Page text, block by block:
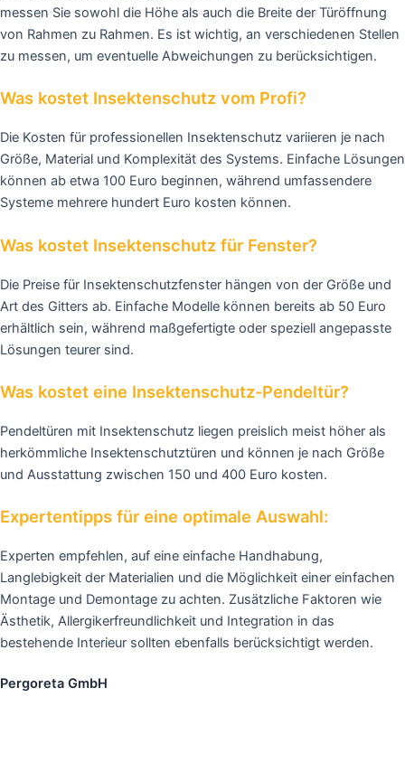
messen Sie sowohl die Höhe als auch die Breite der Türöffnung
von Rahmen zu Rahmen. Es ist wichtig, an verschiedenen Stellen
zu messen, um eventuelle Abweichungen zu berücksichtigen.
Was kostet Insektenschutz vom Profi?
Die Kosten für professionellen Insektenschutz variieren je nach
Größe, Material und Komplexität des Systems. Einfache Lösungen
können ab etwa 100 Euro beginnen, während umfassendere
Systeme mehrere hundert Euro kosten können.
Was kostet Insektenschutz für Fenster?
Die Preise für Insektenschutzfenster hängen von der Größe und
Art des Gitters ab. Einfache Modelle können bereits ab 50 Euro
erhältlich sein, während maßgefertigte oder speziell angepasste
Lösungen teurer sind.
Was kostet eine Insektenschutz-Pendeltür?
Pendeltüren mit Insektenschutz liegen preislich meist höher als
herkömmliche Insektenschutztüren und können je nach Größe
und Ausstattung zwischen 150 und 400 Euro kosten.
Expertentipps für eine optimale Auswahl:
Experten empfehlen, auf eine einfache Handhabung,
Langlebigkeit der Materialien und die Möglichkeit einer einfachen
Montage und Demontage zu achten. Zusätzliche Faktoren wie
Ästhetik, Allergikerfreundlichkeit und Integration in das
bestehende Interieur sollten ebenfalls berücksichtigt werden.
Pergoreta GmbH